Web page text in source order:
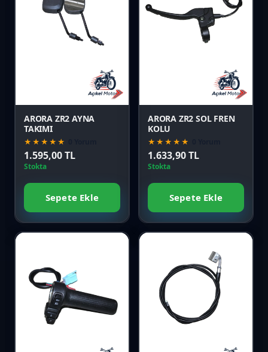
Favori
ARORA ZR2 AYNA
TAKIMI
★★★★★
1.595,00 TL
Stokta
Sepete Ekle
Favori
ARORA ZR2 SOL FREN
KOLU
★★★★★
1.633,90 TL
Stokta
Sepete Ekle
Favori